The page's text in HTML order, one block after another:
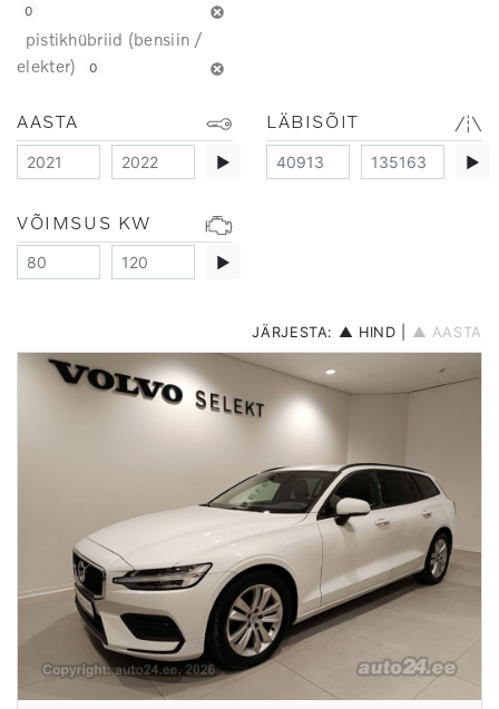
0
pistikhübriid (bensiin /
elekter)
0
AASTA
▶
LÄBISÕIT
▶
VÕIMSUS KW
▶
JÄRJESTA: ▲ HIND ▲ AASTA